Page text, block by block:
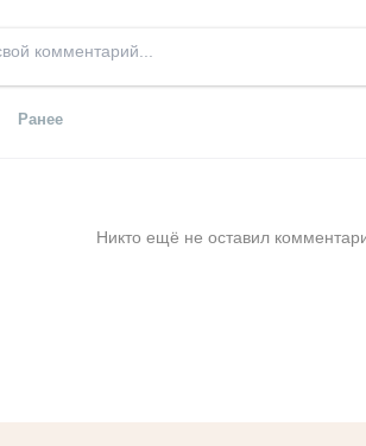
Ранее
Никто ещё не оставил